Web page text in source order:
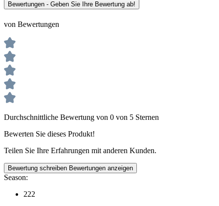
Bewertungen - Geben Sie Ihre Bewertung ab!
von Bewertungen
Durchschnittliche Bewertung von 0 von 5 Sternen
Bewerten Sie dieses Produkt!
Teilen Sie Ihre Erfahrungen mit anderen Kunden.
Bewertung schreiben Bewertungen anzeigen
Season:
222